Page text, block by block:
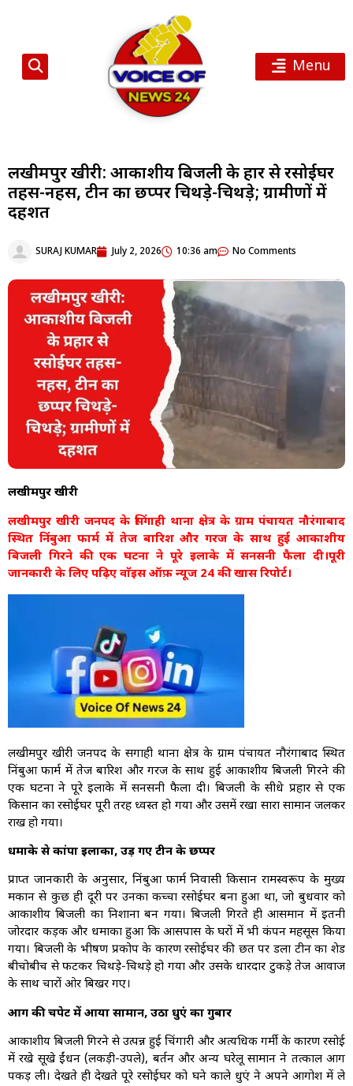
Menu
लखीमपुर खीरी: आकाशीय बिजली के प्रहार से रसोईघर
तहस-नहस, टीन का छप्पर चिथड़े-चिथड़े; ग्रामीणों में
दहशत
SURAJ KUMAR July 2, 2026 10:36 am No Comments
लखीमपुर खीरी
लखीमपुर खीरी जनपद के सिंगाही थाना क्षेत्र के ग्राम पंचायत नौरंगाबाद
स्थित निंबुआ फार्म में तेज बारिश और गरज के साथ हुई आकाशीय
बिजली गिरने की एक घटना ने पूरे इलाके में सनसनी फैला दी।पूरी
जानकारी के लिए पढ़िए वाॅइस ऑफ़ न्यूज 24 की खास रिपोर्ट।
लखीमपुर खीरी जनपद के सिंगाही थाना क्षेत्र के ग्राम पंचायत नौरंगाबाद स्थित
निंबुआ फार्म में तेज बारिश और गरज के साथ हुई आकाशीय बिजली गिरने की
एक घटना ने पूरे इलाके में सनसनी फैला दी। बिजली के सीधे प्रहार से एक
किसान का रसोईघर पूरी तरह ध्वस्त हो गया और उसमें रखा सारा सामान जलकर
राख हो गया।
धमाके से कांपा इलाका, उड़ गए टीन के छप्पर
प्राप्त जानकारी के अनुसार, निंबुआ फार्म निवासी किसान रामस्वरूप के मुख्य
मकान से कुछ ही दूरी पर उनका कच्चा रसोईघर बना हुआ था, जो बुधवार को
आकाशीय बिजली का निशाना बन गया। बिजली गिरते ही आसमान में इतनी
जोरदार कड़क और धमाका हुआ कि आसपास के घरों में भी कंपन महसूस किया
गया। बिजली के भीषण प्रकोप के कारण रसोईघर की छत पर डला टीन का शेड
बीचोबीच से फटकर चिथड़े-चिथड़े हो गया और उसके धारदार टुकड़े तेज आवाज
के साथ चारों ओर बिखर गए।
आग की चपेट में आया सामान, उठा धुएं का गुबार
आकाशीय बिजली गिरने से उत्पन्न हुई चिंगारी और अत्यधिक गर्मी के कारण रसोई
में रखे सूखे ईंधन (लकड़ी-उपले), बर्तन और अन्य घरेलू सामान ने तत्काल आग
पकड़ ली। देखते ही देखते पूरे रसोईघर को घने काले धुएं ने अपने आगोश में ले